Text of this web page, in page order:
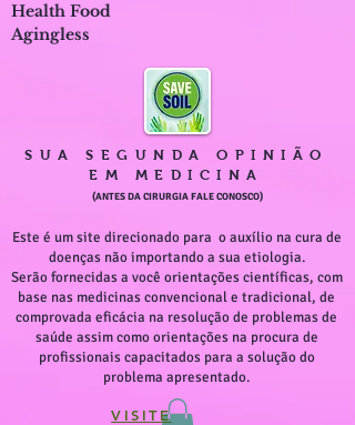
SUA SEGUNDA OPINIÃO
EM MEDICINA
(ANTES DA CIRURGIA FALE CONOSCO)
Este é um site direcionado para o auxílio na cura de
doenças não importando a sua etiologia.
Serão fornecidas a você orientações científicas, com
base nas medicinas convencional e tradicional, de
comprovada eficácia na resolução de problemas de
saúde assim como orientações na procura de
profissionais capacitados para a solução do
problema apresentado.
VISITE
Health Food
Agingless